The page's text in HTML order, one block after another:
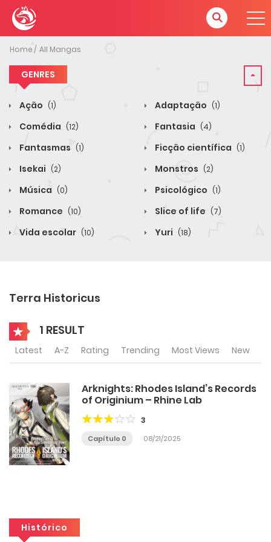
Home All Mangas
GENRES
Ação (1) Adaptação (1)
Comédia (12) Fantasia (4)
Fantasmas (1) Ficção científica (1)
Isekai (2) Monstros (2)
Música (0) Psicológico (1)
Romance (10) Slice of life (7)
Vida escolar (10) Yuri (18)
Terra Historicus
1 RESULT
Latest A-Z Rating Trending Most Views New
Arknights: Rhodes Island’s Records
of Originium – Rhine Lab
3
Capítulo 0 08/21/2025
Histórico